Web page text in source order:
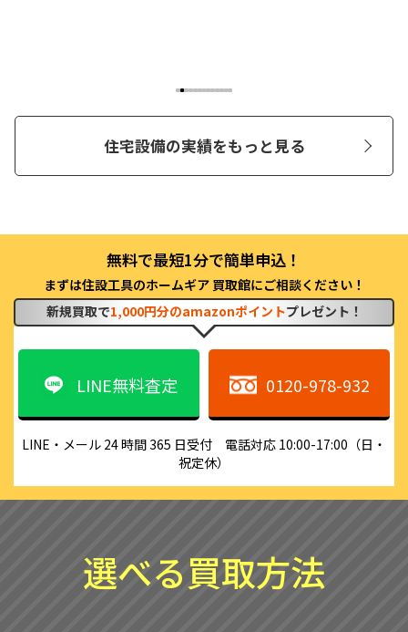
住宅設備の実績をもっと見る
まずは住設工具のホームギア 買取館にご相談ください！
新規買取で1,000円分のamazonポイントプレゼント！
LINE無料査定 0120-978-932
LINE・メール 24 時間 365 日受付　電話対応 10:00-17:00（日・
祝定休）
選べる買取方法